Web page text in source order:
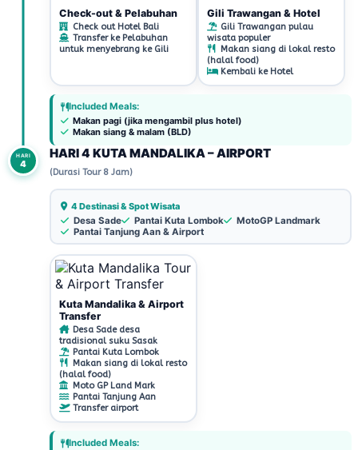
Check-out & Pelabuhan
Check out Hotel Bali
Transfer ke Pelabuhan
untuk menyebrang ke Gili
Gili Trawangan & Hotel
Gili Trawangan pulau
wisata populer
Makan siang di lokal resto
(halal food)
Kembali ke Hotel
Included Meals:
Makan pagi (jika mengambil plus hotel)
Makan siang & malam (BLD)
HARI
4
HARI 4 KUTA MANDALIKA – AIRPORT
(Durasi Tour 8 Jam)
4 Destinasi & Spot Wisata
Desa Sade
Pantai Kuta Lombok
MotoGP Landmark
Pantai Tanjung Aan & Airport
Kuta Mandalika & Airport
Transfer
Desa Sade desa
tradisional suku Sasak
Pantai Kuta Lombok
Makan siang di lokal resto
(halal food)
Moto GP Land Mark
Pantai Tanjung Aan
Transfer airport
Included Meals: